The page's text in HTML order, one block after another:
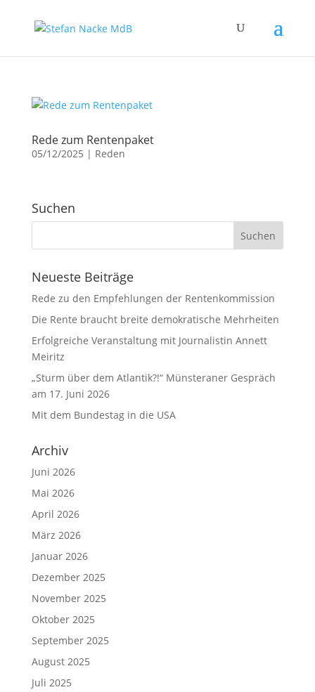
Rede zum Rentenpaket
05/12/2025 | Reden
Suchen
Neueste Beiträge
Rede zu den Empfehlungen der Rentenkommission
Die Rente braucht breite demokratische Mehrheiten
Erfolgreiche Veranstaltung mit Journalistin Annett
Meiritz
„Sturm über dem Atlantik?!“ Münsteraner Gespräch
am 17. Juni 2026
Mit dem Bundestag in die USA
Archiv
Juni 2026
Mai 2026
April 2026
März 2026
Januar 2026
Dezember 2025
November 2025
Oktober 2025
September 2025
August 2025
Juli 2025